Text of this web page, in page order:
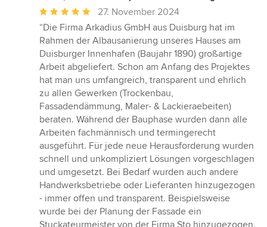
Durchschnittliche
Bewertung:
5
von
5
Sternen
27. November 2024
“Die Firma Arkadius GmbH aus Duisburg hat im
Rahmen der Albausanierung unseres Hauses am
Duisburger Innenhafen (Baujahr 1890) großartige
Arbeit abgeliefert. Schon am Anfang des Projektes
hat man uns umfangreich, transparent und ehrlich
zu allen Gewerken (Trockenbau,
Fassadendämmung, Maler- & Lackieraebeiten)
beraten. Während der Bauphase wurden dann alle
Arbeiten fachmännisch und termingerecht
ausgeführt. Für jede neue Herausforderung wurden
schnell und unkompliziert Lösungen vorgeschlagen
und umgesetzt. Bei Bedarf wurden auch andere
Handwerksbetriebe oder Lieferanten hinzugezogen
- immer offen und transparent. Beispielsweise
wurde bei der Planung der Fassade ein
Stuckateurmeister von der Firma Sto hinzugezogen.